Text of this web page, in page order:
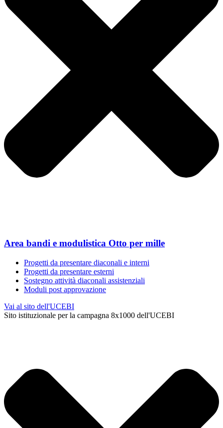
Area bandi e modulistica Otto per mille
Progetti da presentare diaconali e interni
Progetti da presentare esterni
Sostegno attività diaconali assistenziali
Moduli post approvazione
Vai al sito dell'UCEBI
Sito istituzionale per la campagna 8x1000 dell'UCEBI